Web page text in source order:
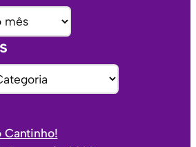
Cantinho!